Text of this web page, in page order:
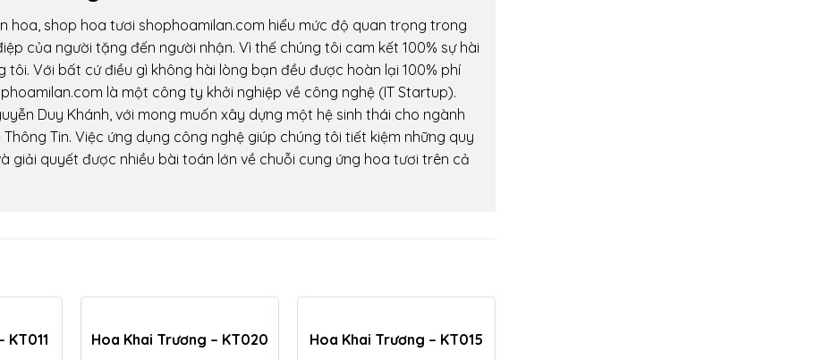
hoa, shop hoa tươi shophoamilan.com hiểu mức độ quan trọng trong
của người tặng đến người nhận. Vì thế chúng tôi cam kết 100% sự hài
Với bất cứ điều gì không hài lòng bạn đều được hoàn lại 100% phí
là một công ty khởi nghiệp về công nghệ (IT Startup).
Duy Khánh, với mong muốn xây dựng một hệ sinh thái cho ngành
Tin. Việc ứng dụng công nghệ giúp chúng tôi tiết kiệm những quy
giải quyết được nhiều bài toán lớn về chuỗi cung ứng hoa tươi trên cả
KT011 Hoa Khai Trương – KT020 Hoa Khai Trương – KT015